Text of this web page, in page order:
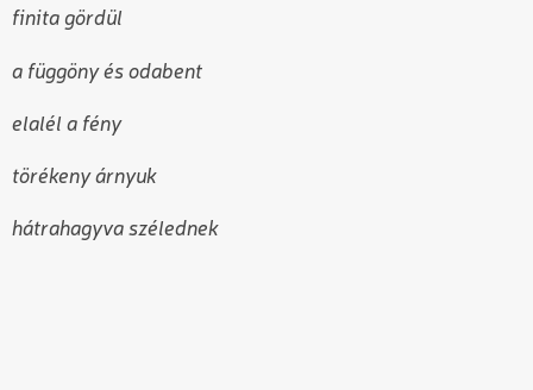
finita gördül
a függöny és odabent
elalél a fény
törékeny árnyuk
hátrahagyva szélednek